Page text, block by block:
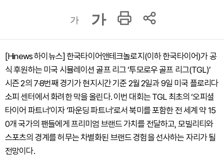
가 가
[Hinews 하이뉴스] 한국타이어앤테크놀로지(이하 한국타이어)가 공
식 후원하는 미국 시뮬레이션 골프 리그 ‘투모로우 골프 리그(TGL)’
시즌 2의 7·8번째 경기가 현지시간 기준 2월 2일과 9일 미국 플로리다
소피 센터에서 화려한 막을 올린다. 이번 대회는 TGL 최초의 ‘오피셜
타이어 파트너’이자 ‘파운딩 파트너’로서 북미를 포함한 전 세계 약 15
0개 국가의 팬들에게 프리미엄 브랜드 가치를 전달하고, 모빌리티와
스포츠의 경계를 허무는 차별화된 브랜드 경험을 선사하는 자리가 될
전망이다.